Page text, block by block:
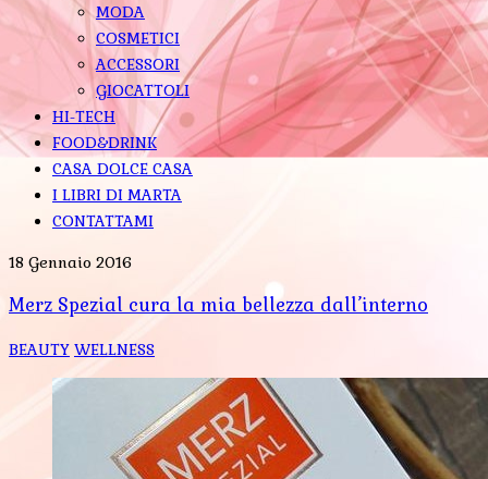
MODA
COSMETICI
ACCESSORI
GIOCATTOLI
HI-TECH
FOOD&DRINK
CASA DOLCE CASA
I LIBRI DI MARTA
CONTATTAMI
18 Gennaio 2016
Merz Spezial cura la mia bellezza dall’interno
BEAUTY WELLNESS